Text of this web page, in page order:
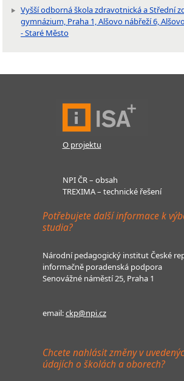
Vyšší odborná škola zdravotnická a Střední
gymnázium, Praha 1, Alšovo nábřeží 6,
- Staré Město
O projektu
NPI ČR – obsah
TREXIMA – technické řešení
Potřebujete další informace k
studia?
Národní pedagogický institut České
informačně poradenská podpora
Senovážné náměstí 25, Praha 1
email:ckp@npi.cz
Chcete nahlásit změny v
údajích o školách a oborech?